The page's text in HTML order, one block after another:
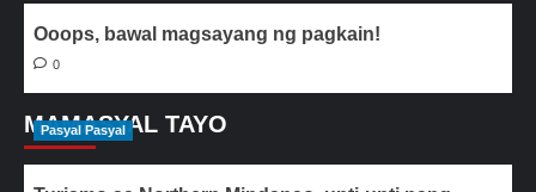
Ooops, bawal magsayang ng pagkain!
0
MAMASYAL TAYO
Pasyal Pasyal